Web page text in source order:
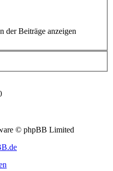
der Beiträge anzeigen
© phpBB Limited